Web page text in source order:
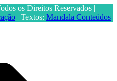
os Direitos Reservados |
| Textos: Mandala Conteúdos